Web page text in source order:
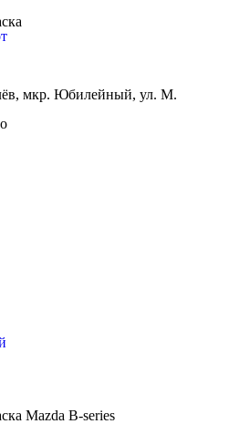
мкр. Юбилейный, ул. М.
Mazda B-series